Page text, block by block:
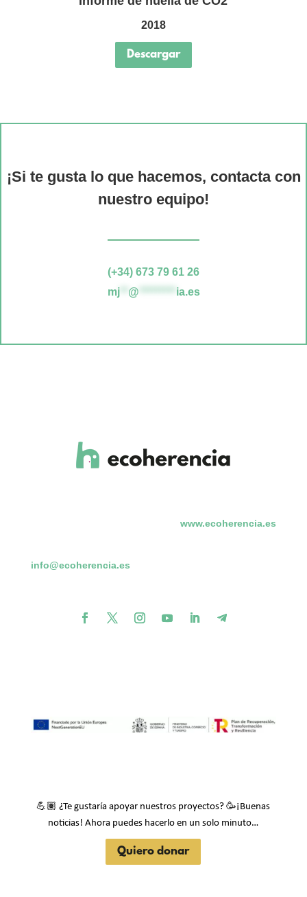
2018
Descargar
¡Si te gusta lo que hacemos, contacta con
nuestro equipo!
(+34) 673 79 61 26
mj** @ ********* ia.es
www.ecoherencia.es
info@ecoherencia.es
💪🏽 ¿Te gustaría apoyar nuestros proyectos?🥳¡Buenas
noticias! Ahora puedes hacerlo en un solo minuto…
Quiero donar